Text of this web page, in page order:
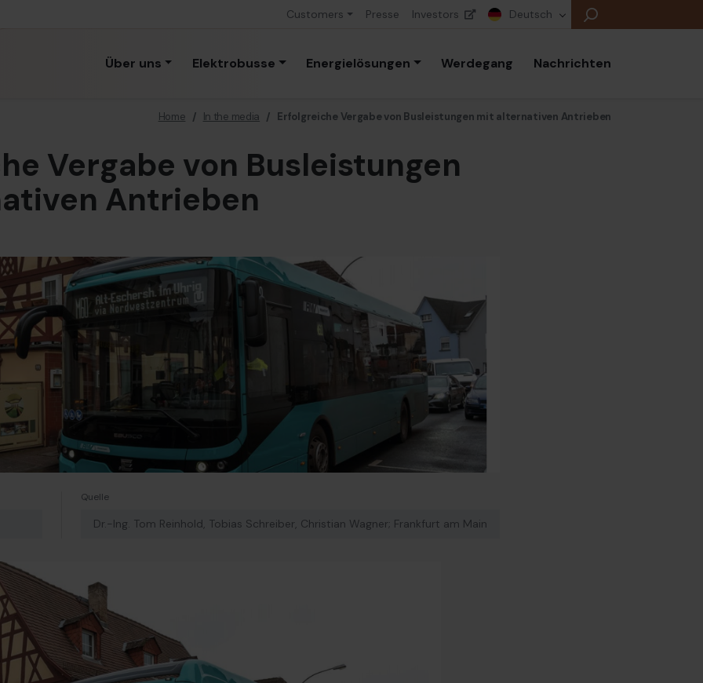
Customers Presse Investors Deutsch
Über uns Elektrobusse Energielösungen Werdegang Nachrichten
Home / In the media / Erfolgreiche Vergabe von Busleistungen mit alternativen Antrieben
Vergabe von Busleistungen
Antrieben
Quelle
Dr.-Ing. Tom Reinhold, Tobias Schreiber, Christian Wagner; Frankfurt am Main